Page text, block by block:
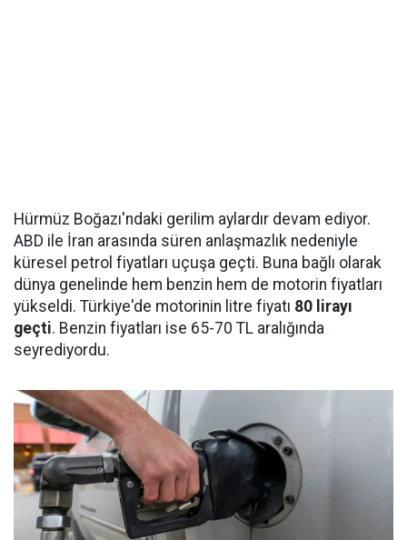
Hürmüz Boğazı'ndaki gerilim aylardır devam ediyor.
ABD ile İran arasında süren anlaşmazlık nedeniyle
küresel petrol fiyatları uçuşa geçti. Buna bağlı olarak
dünya genelinde hem benzin hem de motorin fiyatları
yükseldi. Türkiye'de motorinin litre fiyatı 80 lirayı
geçti. Benzin fiyatları ise 65-70 TL aralığında
seyrediyordu.